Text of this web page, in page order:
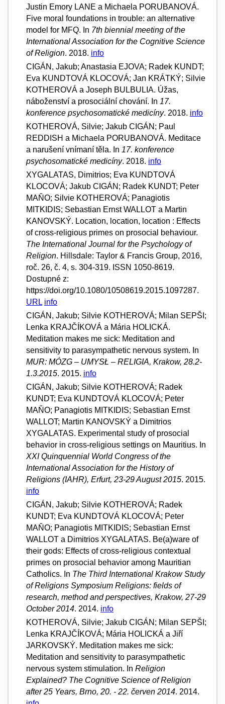
Justin Emory LANE a Michaela PORUBANOVÁ.
Five moral foundations in trouble: an alternative
model for MFQ. In 7th biennial meeting of the
International Association for the Cognitive Science
of Religion. 2018. info
CIGÁN, Jakub; Anastasia EJOVA; Radek KUNDT;
Eva KUNDTOVÁ KLOCOVÁ; Jan KRÁTKÝ; Silvie
KOTHEROVÁ a Joseph BULBULIA. Úžas,
náboženství a prosociální chování. In 17.
konference psychosomatické medicíny. 2018. info
KOTHEROVÁ, Silvie; Jakub CIGÁN; Paul
REDDISH a Michaela PORUBANOVÁ. Meditace
a narušení vnímaní těla. In 17. konference
psychosomatické medicíny. 2018. info
XYGALATAS, Dimitrios; Eva KUNDTOVÁ
KLOCOVÁ; Jakub CIGÁN; Radek KUNDT; Peter
MAŇO; Silvie KOTHEROVÁ; Panagiotis
MITKIDIS; Sebastian Ernst WALLOT a Martin
KANOVSKÝ. Location, location, location : Effects
of cross-religious primes on prosocial behaviour.
The International Journal for the Psychology of
Religion. Hillsdale: Taylor & Francis Group, 2016,
roč. 26, č. 4, s. 304-319. ISSN 1050-8619.
Dostupné z:
https://doi.org/10.1080/10508619.2015.1097287.
URL info
CIGÁN, Jakub; Silvie KOTHEROVÁ; Milan SEPŠI;
Lenka KRAJČÍKOVÁ a Mária HOLICKÁ.
Meditation makes me sick: Meditation and
sensitivity to parasympathetic nervous system. In
MUR: MÓZG – UMYSŁ – RELIGIA, Krakow, 28.2-
1.3.2015. 2015. info
CIGÁN, Jakub; Silvie KOTHEROVÁ; Radek
KUNDT; Eva KUNDTOVÁ KLOCOVÁ; Peter
MAŇO; Panagiotis MITKIDIS; Sebastian Ernst
WALLOT; Martin KANOVSKÝ a Dimitrios
XYGALATAS. Experimental study of prosocial
behavior in cross-religious settings on Mauritius. In
XXI Quinquennial World Congress of the
International Association for the History of
Religions (IAHR), Erfurt, 23-29 August 2015. 2015.
info
CIGÁN, Jakub; Silvie KOTHEROVÁ; Radek
KUNDT; Eva KUNDTOVÁ KLOCOVÁ; Peter
MAŇO; Panagiotis MITKIDIS; Sebastian Ernst
WALLOT a Dimitrios XYGALATAS. Be(a)ware of
their gods: Effects of cross-religious contextual
primes on prosocial behavior among Mauritian
Catholics. In The Third International Krakow Study
of Religions Symposium Religions: fields of
research, method and perspectives, Krakow, 27-29
October 2014. 2014. info
KOTHEROVÁ, Silvie; Jakub CIGÁN; Milan SEPŠI;
Lenka KRAJČÍKOVÁ; Mária HOLICKÁ a Jiří
JARKOVSKÝ. Meditation makes me sick:
Meditation and sensitivity to parasympathetic
nervous system stimulation. In Religion
Explained? The Cognitive Science of Religion
after 25 Years, Brno, 20. - 22. červen 2014. 2014.